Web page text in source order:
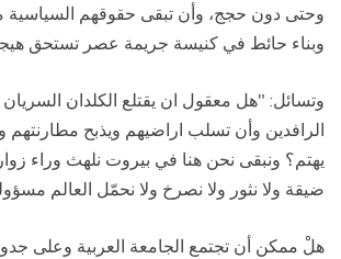
وحتى دون حجج، وأن تبقى حقوقهم
وبناء حائط في كنيسة جريمة عصر تستحق
وتسائل: "هل معقول ان يقتلع الكلدان السريان
الرافدين وأن تسلب اراضيهم ويذبح مطارنتهم
يهتم؟ ونبقى نحن هنا في بيروت نلهث وراء
ضيقة ولا نثور ولا نصرخ ولا نحمّل العالم
هلْ ممكن أن تجتمع الجامعة العربية وعلى